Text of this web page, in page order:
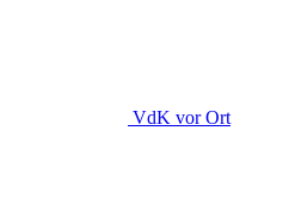
VdK vor Ort